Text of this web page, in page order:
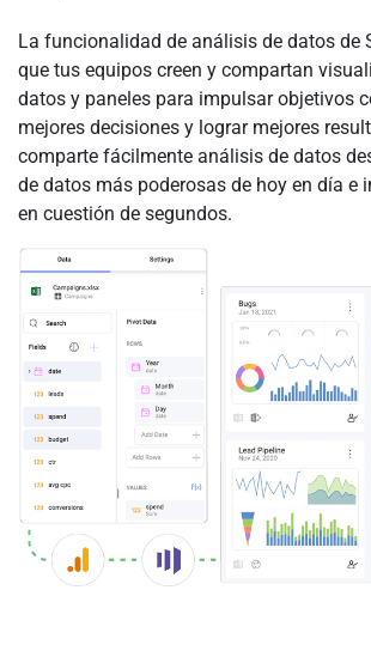
La funcionalidad de análisis de datos de
que tus equipos creen y compartan
datos y paneles para impulsar objetivos
mejores decisiones y lograr mejores
comparte fácilmente análisis de datos
de datos más poderosas de hoy en día e
en cuestión de segundos.